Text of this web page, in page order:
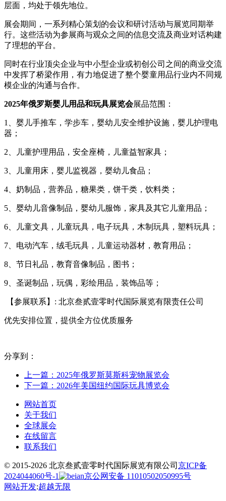
层面，均处于领先地位。
展会期间，一系列精心策划的会议和研讨活动与展览同期举
行。这些活动为参展商与观众之间的信息交流及商业对话构建
了理想的平台。
同时在行业顶尖企业与中小型企业或初创公司之间的商业交流
中发挥了桥梁作用，有力地促进了整个婴童用品行业内不同规
模企业的沟通与合作。
2025年俄罗斯婴儿用品和玩具展览会展品范围：
1、婴儿手推车，学步车，婴幼儿安全维护设施，婴儿护理电
器；
2、儿童护理用品，安全座椅，儿童益智家具；
3、儿童用床，婴儿监视器，婴幼儿食品；
4、奶制品，营养品，糖果类，饼干类，饮料类；
5、婴幼儿音像制品，婴幼儿服饰，家具及其它儿童用品；
6、儿童文具，儿童玩具，电子玩具，木制玩具，塑料玩具；
7、电动汽车，绒毛玩具，儿童运动器材，教育用品；
8、节日礼品，教育音像制品，图书；
9、圣诞制品，玩偶，彩绘用品，装饰品等；
【参展联系】: 北京叁贰壹零时代国际展览有限责任公司
优先安排位置，提供全方位优质服务
分享到：
上一篇：2025年俄罗斯莫斯科宠物展览会
下一篇：2026年美国纽约国际玩具博览会
网站首页
关于我们
全球展会
在线留言
联系我们
© 2015-2026 北京叁贰壹零时代国际展览有限公司 京ICP备
2024044060号-1
京公网安备 11010502050995号
网站开发:超越无限